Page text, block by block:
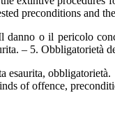
preconditions and
danno o il pericolo
– 5. Obbligatorietà
esaurita, obbligatorietà.
of offence,